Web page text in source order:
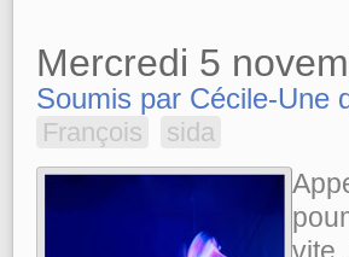
Mercredi 5
Soumis par Cécile-Une
François sida